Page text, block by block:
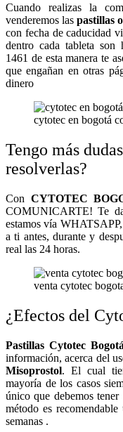
Cuando realizas la
venderemos las pastillas
con fecha de caducidad
dentro cada tableta son
1461 de esta manera te
que engañan en otras
dinero
cytotec en bogotá
Tengo más
resolverlas?
Con CYTOTEC
COMUNICARTE! Te
estamos vía
a ti antes, durante y
real las 24 horas.
venta cytotec
¿Efectos del
Pastillas Cytotec
información, acerca del
Misoprostol. El cual
mayoría de los casos
único que debemos
método es
semanas .